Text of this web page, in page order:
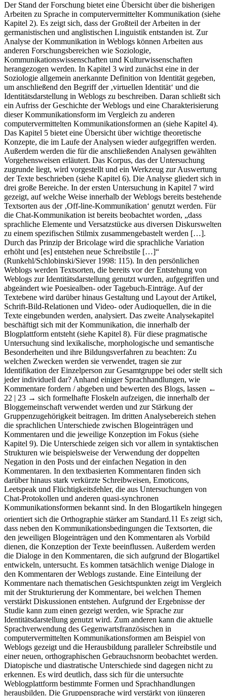
Der Stand der Forschung bietet eine Übersicht über die bisherigen
Arbeiten zu Sprache in computervermittelter Kommunikation (siehe
Kapitel 2). Es zeigt sich, dass der Großteil der Arbeiten in der
germanistischen und anglistischen Linguistik entstanden ist. Zur
Analyse der Kommunikation in Weblogs können Arbeiten aus
anderen Forschungsbereichen wie Soziologie,
Kommunikationswissenschaften und Kulturwissenschaften
herangezogen werden. In Kapitel 3 wird zunächst eine in der
Soziologie allgemein anerkannte Definition von Identität gegeben,
um anschließend den Begriff der ‚virtuellen Identität‘ und die
Identitätsdarstellung in Weblogs zu beschreiben. Daran schließt sich
ein Aufriss der Geschichte der Weblogs und eine Charakterisierung
dieser Kommunikationsform im Vergleich zu anderen
computervermittelten Kommunikationsformen an (siehe Kapitel 4).
Das Kapitel 5 bietet eine Übersicht über wichtige theoretische
Konzepte, die im Laufe der Analysen wieder aufgegriffen werden.
Außerdem werden die für die anschließenden Analysen gewählten
Vorgehensweisen erläutert. Das Korpus, das der Untersuchung
zugrunde liegt, wird vorgestellt und ein Werkzeug zur Auswertung
der Texte beschrieben (siehe Kapitel 6). Die Analyse gliedert sich in
drei große Bereiche. In der ersten Untersuchung in Kapitel 7 wird
gezeigt, auf welche Weise innerhalb der Weblogs bereits bestehende
Textsorten aus der ‚Off-line-Kommunikation‘ genutzt werden. Für
die Chat-Kommunikation ist bereits beobachtet worden, „dass
sprachliche Elemente und Versatzstücke aus diversen Diskurswelten
zu einem spezifischen Stilmix zusammengebastelt werden […].
Durch das Prinzip der Bricolage wird die sprachliche Variation
erhöht und [es] entstehen neue Schreibstile […]“
(Runkehl/Schlobinski/Siever 1998: 115). In den persönlichen
Weblogs werden Textsorten, die bereits vor der Entstehung von
Weblogs zur Identitätsdarstellung genutzt wurden, aufgegriffen und
abgeändert wie Poesiealben- oder Tagebuch-Einträge. Auf der
Textebene wird darüber hinaus Gestaltung und Layout der Artikel,
Schrift-Bild-Relationen und Video- oder Audioquellen, die in die
Texte eingebunden werden, analysiert. Das zweite Analysekapitel
beschäftigt sich mit der Kommunikation, die innerhalb der
Blogplattform entsteht (siehe Kapitel 8). Für diese pragmatische
Untersuchung sind lexikalische, morphologische und semantische
Besonderheiten und ihre Bildungsverfahren zu beachten: Zu
welchen Zwecken werden sie verwendet, tragen sie zur
Identifikation der Einzelperson zur Gesamtgruppe bei oder stellt sich
jeder individuell dar? Anhand einiger Sprachhandlungen, wie
Kommentare fordern / abgeben und bewerten des Blogs, lassen ←
22 | 23 → sich formelhafte Floskeln aufzeigen, die innerhalb der
Bloggemeinschaft verwendet werden und zur Stärkung der
Gruppenzugehörigkeit beitragen. Im dritten Analysebereich stehen
die sprachlichen Unterschiede zwischen Blogeinträgen und
Kommentaren und die jeweilige Konzeption im Fokus (siehe
Kapitel 9). Die Unterschiede zeigen sich vor allem in syntaktischen
Strukturen wie beispielsweise der Verwendung der doppelten
Negation in den Posts und der einfachen Negation in den
Kommentaren. In den textbasierten Kommentaren finden sich
darüber hinaus stark verkürzte Schreibweisen, Emoticons,
Leetspeak und Flüchtigkeitsfehler, die aus Untersuchungen von
Chat-Protokollen und anderen quasi-synchronen
Kommunikationsformen bekannt sind. In den Blogartikeln hingegen
orientiert sich die Orthographie stärker am Standard.11 Es zeigt sich,
dass neben den Kommunikationsbedingungen die Textsorten, die
den jeweiligen Blogeinträgen und den Kommentaren als Vorbild
dienen, die Konzeption der Texte beeinflussen. Außerdem werden
die Dialoge in den Kommentaren, die sich aufgrund der Blogartikel
entwickeln, untersucht. Es kommen tatsächlich wenige Dialoge in
den Kommentaren der Weblogs zustande. Eine Einteilung der
Kommentare nach thematischen Gesichtspunkten zeigt im Vergleich
mit der Strukturierung der Kommentare, bei welchen Themen
verstärkt Diskussionen entstehen. Aufgrund der Ergebnisse der
Studie kann zum einen gezeigt werden, wie Sprache zur
Identitätsdarstellung genutzt wird. Zum anderen kann die aktuelle
Sprachverwendung des Gegenwartsfranzösischen in
computervermittelten Kommunikationsformen am Beispiel von
Weblogs gezeigt und die Herausbildung paralleler Schreibstile und
einer neuen, orthographischen Gebrauchsnorm beobachtet werden.
Diatopische und diastratische Unterschiede sind dagegen nicht zu
erkennen. Es wird deutlich, dass sich für die untersuchte
Weblogplattform bestimmte Formen und Sprachhandlungen
herausbilden. Die Gruppensprache wird verstärkt von jüngeren